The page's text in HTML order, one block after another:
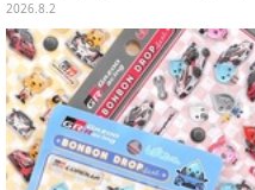
ザインもクール
2026.8.2